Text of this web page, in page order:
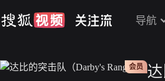
导航
会员